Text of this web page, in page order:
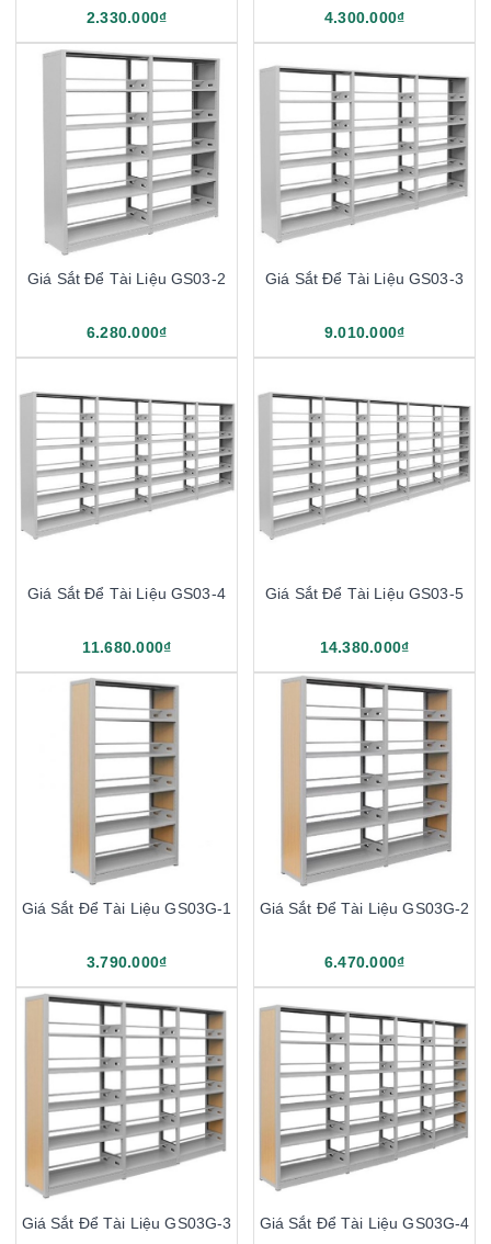
2.330.000₫ 4.300.000₫
Giá Sắt Để Tài Liệu GS03-2
6.280.000₫
Giá Sắt Để Tài Liệu GS03-3
9.010.000₫
Giá Sắt Để Tài Liệu GS03-4
11.680.000₫
Giá Sắt Để Tài Liệu GS03-5
14.380.000₫
Giá Sắt Để Tài Liệu GS03G-1
3.790.000₫
Giá Sắt Để Tài Liệu GS03G-2
6.470.000₫
Giá Sắt Để Tài Liệu GS03G-3 Giá Sắt Để Tài Liệu GS03G-4